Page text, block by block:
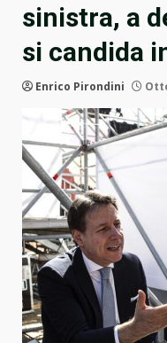
sinistra, a
si candida
Enrico Pirondini